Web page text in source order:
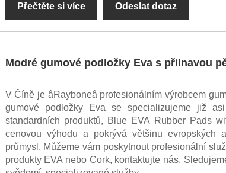
Přečtěte si více Odeslat dotaz
Modré gumové podložky Eva s přilnavou
V Číně je âRayboneâ profesionálním výrobcem
gumové podložky Eva se specializujeme již
standardních produktů, Blue EVA Rubber Pads
cenovou výhodu a pokrývá většinu evropských
průmysl. Můžeme vám poskytnout profesionální
produkty EVA nebo Cork, kontaktujte nás.